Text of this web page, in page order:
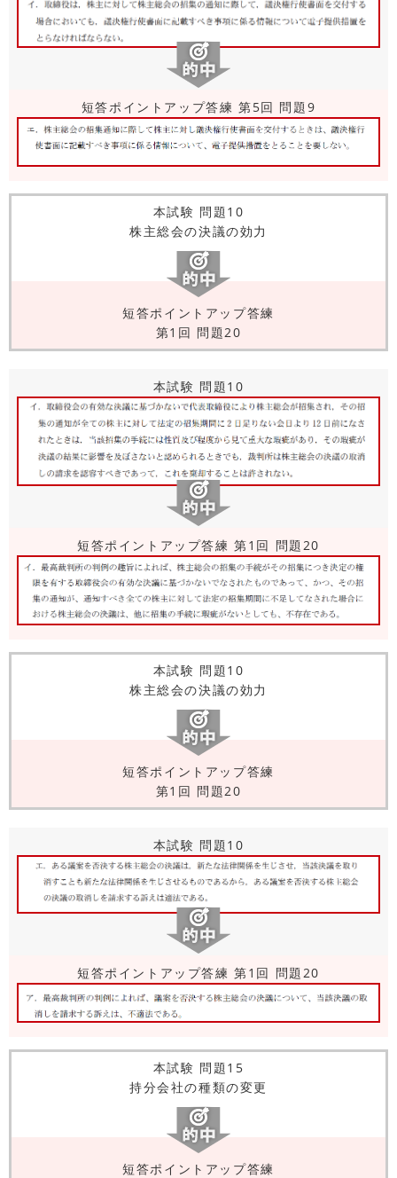
短答ポイントアップ答練 第5回 問題9
本試験 問題10
株主総会の決議の効力
短答ポイントアップ答練
第1回 問題20
本試験 問題10
短答ポイントアップ答練 第1回 問題20
本試験 問題10
株主総会の決議の効力
短答ポイントアップ答練
第1回 問題20
本試験 問題10
短答ポイントアップ答練 第1回 問題20
本試験 問題15
持分会社の種類の変更
短答ポイントアップ答練